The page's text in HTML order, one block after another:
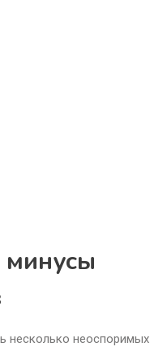
минусы
несколько неоспоримых